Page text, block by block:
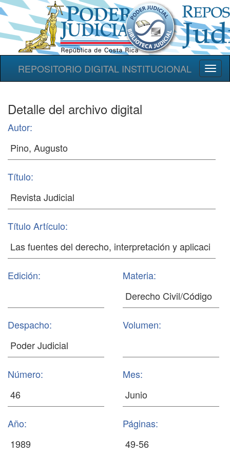
REPOSITORIO DIGITAL INSTITUCIONAL
Detalle del archivo digital
Autor:
Título:
Título Artículo:
Edición: Materia:
Despacho: Volumen:
Número: Mes:
Año: Páginas: